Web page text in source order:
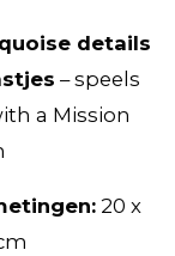
details
– speels
a Mission
20 x